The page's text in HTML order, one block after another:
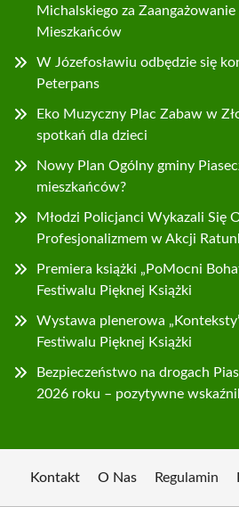
Michalskiego za
Mieszkańców
W Józefosławiu odbędzie się
Peterpans
Eko Muzyczny Plac Zabaw w
spotkań dla dzieci
Nowy Plan Ogólny gminy
mieszkańców?
Młodzi Policjanci Wykazali Się
Profesjonalizmem w Akcji
Premiera książki „PoMocni
Festiwalu Pięknej Książki
Wystawa plenerowa
Festiwalu Pięknej Książki
Bezpieczeństwo na drogach
2026 roku – pozytywne
Kontakt O Nas Regulamin